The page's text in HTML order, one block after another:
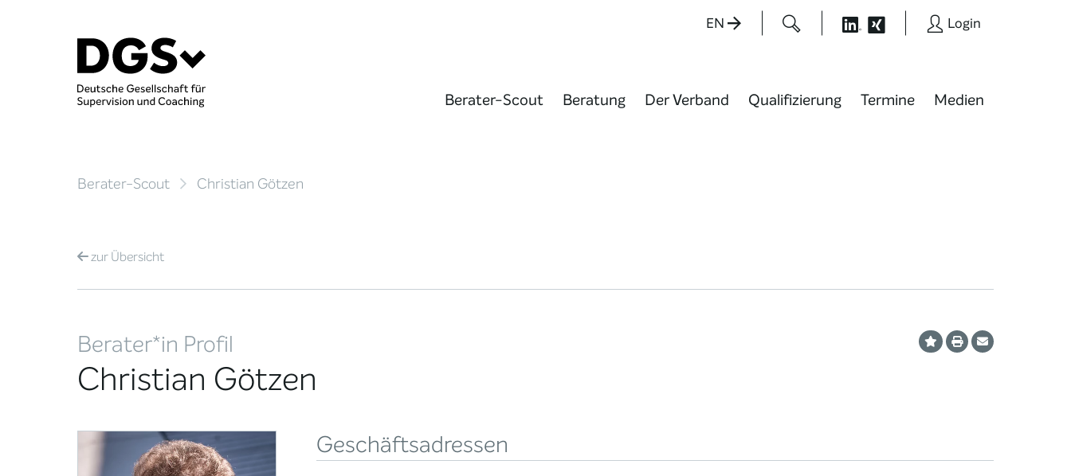
EN Login
Berater-Scout Beratung Der Verband Qualifizierung Termine Medien
Berater-Scout Christian Götzen
zurÜbersicht
Berater*in Profil
Christian Götzen
Geschäftsadressen